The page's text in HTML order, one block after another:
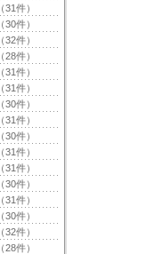
（31件）
（30件）
（32件）
（28件）
（31件）
（31件）
（30件）
（31件）
（30件）
（31件）
（31件）
（30件）
（31件）
（30件）
（32件）
（28件）